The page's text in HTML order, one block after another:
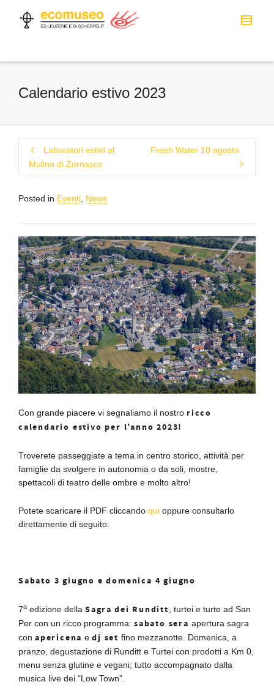
Calendario estivo 2023
Laboratori estivi al
Mulino di Zornasco
Fresh Water 10 agosto
Posted in Eventi News
Con grande piacere vi segnaliamo il nostro ricco
calendario estivo per l’anno 2023!
Troverete passeggiate a tema in centro storico, attività per
famiglie da svolgere in autonomia o da soli, mostre,
spettacoli di teatro delle ombre e molto altro!
Potete scaricare il PDF cliccando qui oppure consultarlo
direttamente di seguito:
Sabato 3 giugno e domenica 4 giugno
7a edizione della Sagra dei Runditt
, turtei e turte ad San
Per con un ricco programma: sabato sera apertura sagra
con apericena edj set fino mezzanotte. Domenica, a
pranzo, degustazione di Runditt e Turtei con prodotti a Km 0,
menu senza glutine e vegani; tutto accompagnato dalla
musica live dei “Low Town”.